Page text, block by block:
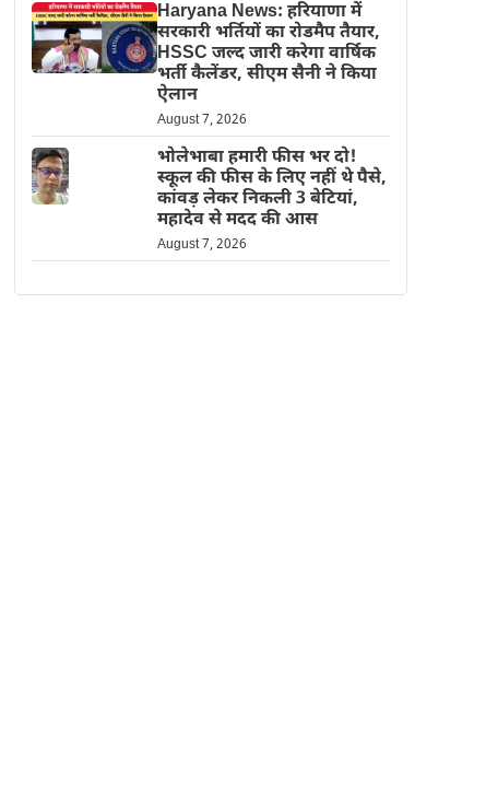
Haryana News: हरियाणा में
सरकारी भर्तियों का रोडमैप तैयार,
HSSC जल्द जारी करेगा वार्षिक
भर्ती कैलेंडर, सीएम सैनी ने किया
ऐलान
August 7, 2026
भोलेभाबा हमारी फीस भर दो!
स्कूल की फीस के लिए नहीं थे पैसे,
कांवड़ लेकर निकली 3 बेटियां,
महादेव से मदद की आस
August 7, 2026